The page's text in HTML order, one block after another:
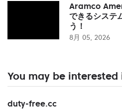
Aramco
できるシステ
う！
8月 05, 2026
You may be interested
duty-free.cc